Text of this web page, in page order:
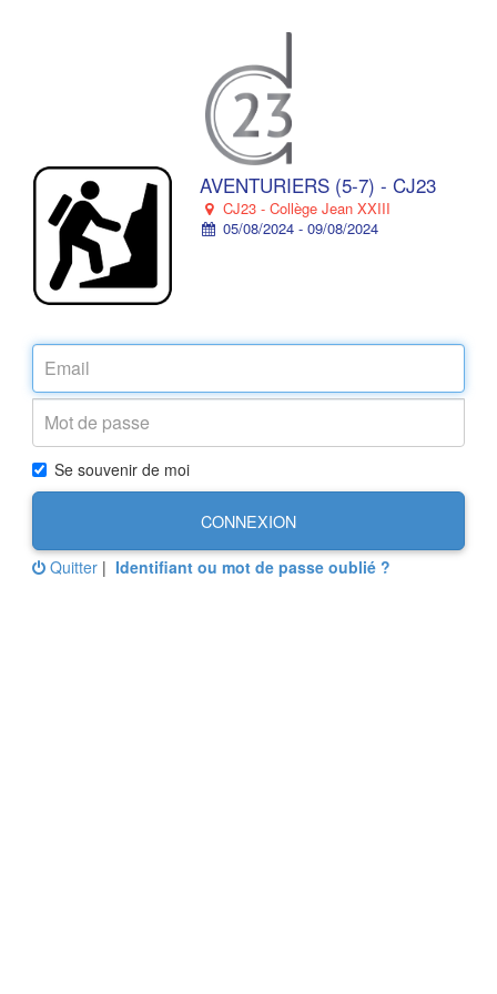
AVENTURIERS (5-7) - CJ23
CJ23 - Collège Jean XXIII
05/08/2024 - 09/08/2024
Se souvenir de moi
CONNEXION
Quitter | Identifiant ou mot de passe oublié ?